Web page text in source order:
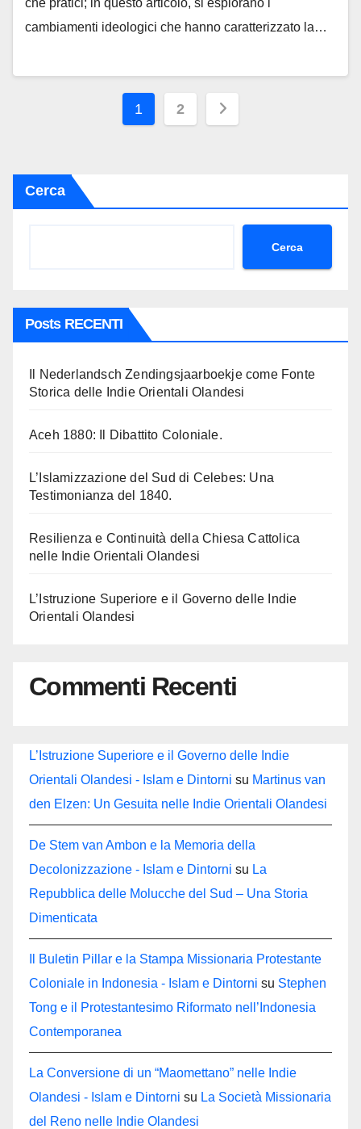
cambiamenti ideologici che hanno caratterizzato la…
Paginazione
1 2
Cerca
Cerca
Posts RECENTI
Il Nederlandsch Zendingsjaarboekje come Fonte
Storica delle Indie Orientali Olandesi
Aceh 1880: Il Dibattito Coloniale.
L’Islamizzazione del Sud di Celebes: Una
Testimonianza del 1840.
Resilienza e Continuità della Chiesa Cattolica
nelle Indie Orientali Olandesi
L’Istruzione Superiore e il Governo delle Indie
Orientali Olandesi
Commenti Recenti
L’Istruzione Superiore e il Governo delle Indie
Orientali Olandesi - Islam e Dintorni su Martinus van
den Elzen: Un Gesuita nelle Indie Orientali Olandesi
De Stem van Ambon e la Memoria della
Decolonizzazione - Islam e Dintorni su La
Repubblica delle Molucche del Sud – Una Storia
Dimenticata
Il Buletin Pillar e la Stampa Missionaria Protestante
Coloniale in Indonesia - Islam e Dintorni su Stephen
Tong e il Protestantesimo Riformato nell’Indonesia
Contemporanea
La Conversione di un “Maomettano” nelle Indie
Olandesi - Islam e Dintorni su La Società Missionaria
del Reno nelle Indie Olandesi